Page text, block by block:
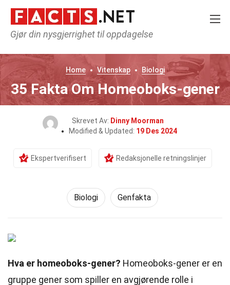
Gjør din nysgjerrighet til oppdagelse
Home Vitenskap Biologi
35 Fakta Om Homeoboks-gener
Skrevet Av: Dinny Moorman
Modified & Updated: 19 Des 2024
Ekspertverifisert Redaksjonelle retningslinjer
Biologi Genfakta
Hva er homeoboks-gener? Homeoboks-gener er en
gruppe gener som spiller en avgjørende rolle i